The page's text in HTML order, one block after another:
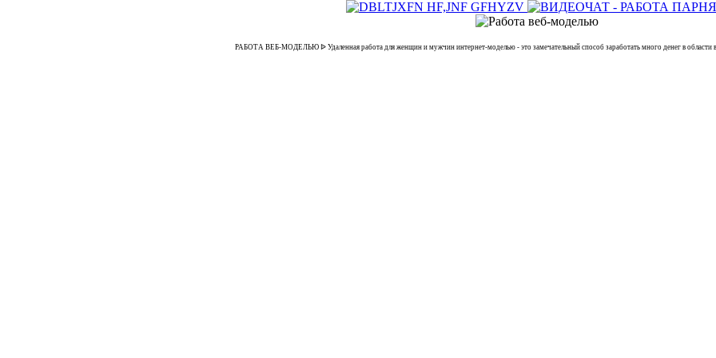
РАБОТА ВЕБ-МОДЕЛЬЮ ᐉ Удаленная работа для женщин и мужчин интернет-моделью - это замечательный способ заработать много денег в области